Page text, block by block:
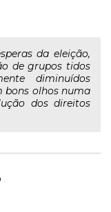
da eleição,
de grupos tidos
diminuídos
bons olhos numa
dos direitos